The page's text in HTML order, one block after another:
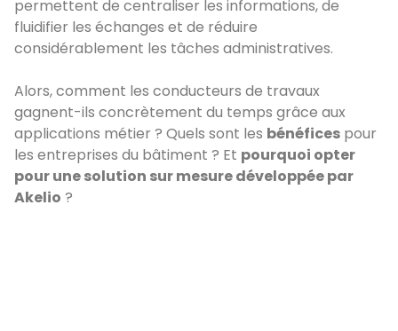
permettent de centraliser les informations, de
fluidifier les échanges et de réduire
considérablement les tâches administratives.
Alors, comment les conducteurs de travaux
gagnent-ils concrètement du temps grâce aux
applications métier ? Quels sont les bénéfices pour
les entreprises du bâtiment ? Et pourquoi opter
pour une solution sur mesure développée par
Akelio ?